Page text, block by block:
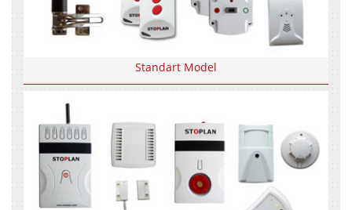
Standart Model